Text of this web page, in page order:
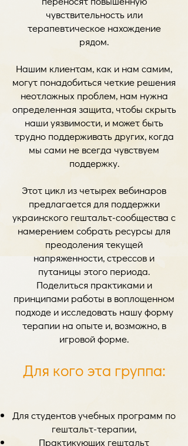
чувствительность или
терапевтическое нахождение
рядом.
Нашим клиентам, как и нам самим,
могут понадобиться четкие решения
неотложных проблем, нам нужна
определенная защита, чтобы скрыть
наши уязвимости, и может быть
трудно поддерживать других, когда
мы сами не всегда чувствуем
поддержку.
Этот цикл из четырех вебинаров
предлагается для поддержки
украинского гештальт-сообщества с
намерением собрать ресурсы для
преодоления текущей
напряженности, стрессов и
путаницы этого периода.
Поделиться практиками и
принципами работы в воплощенном
подходе и исследовать нашу форму
терапии на опыте и, возможно, в
игровой форме.
Для кого эта группа:
Для студентов учебных программ по
гештальт-терапии,
Практикующих гештальт